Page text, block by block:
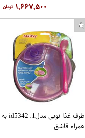
۱,۶۶۷,۵۰۰
ظرف غذا نوبی مدلid5342.1 به
همراه قاشق